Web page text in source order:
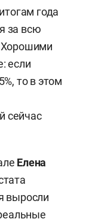
года
за всю
Хорошими
если
то в этом
сейчас
Елена
выросли